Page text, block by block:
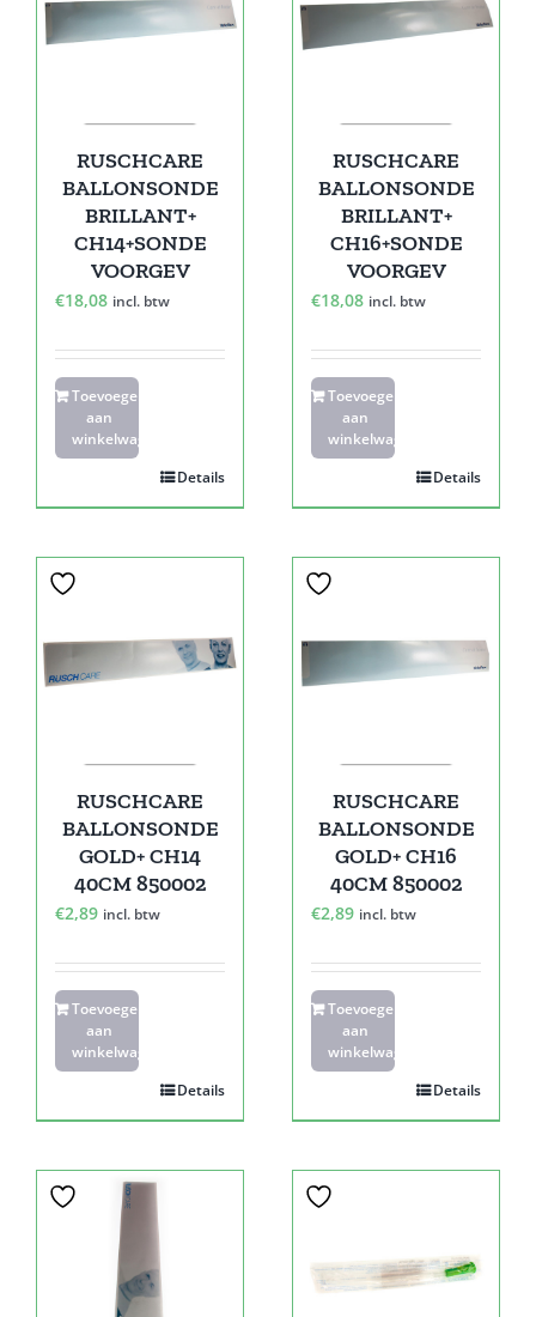
RUSCHCARE
BALLONSONDE
BRILLANT+
CH14+SONDE
VOORGEV
€18,08 incl. btw
Toevoegen
aan
winkelwagen
Details
RUSCHCARE
BALLONSONDE
BRILLANT+
CH16+SONDE
VOORGEV
€18,08 incl. btw
Toevoegen
aan
winkelwagen
Details
RUSCHCARE
BALLONSONDE
GOLD+ CH14
40CM 850002
€2,89 incl. btw
Toevoegen
aan
winkelwagen
Details
RUSCHCARE
BALLONSONDE
GOLD+ CH16
40CM 850002
€2,89 incl. btw
Toevoegen
aan
winkelwagen
Details